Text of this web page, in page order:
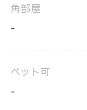
角部屋
-
ペット可
-